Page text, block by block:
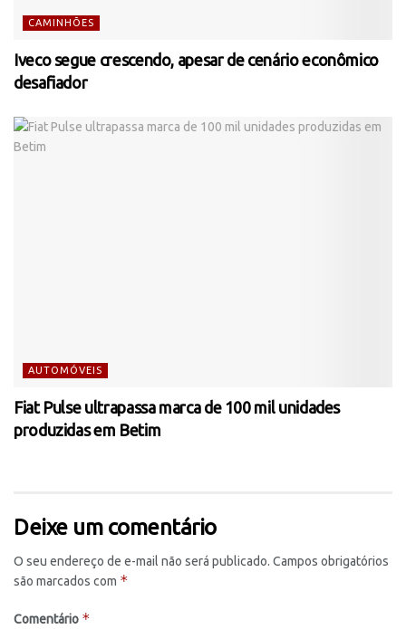
CAMINHÕES
Iveco segue crescendo, apesar de cenário econômico
desafiador
AUTOMÓVEIS
Fiat Pulse ultrapassa marca de 100 mil unidades
produzidas em Betim
Deixe um comentário
O seu endereço de e-mail não será publicado. Campos obrigatórios
são marcados com *
Comentário *